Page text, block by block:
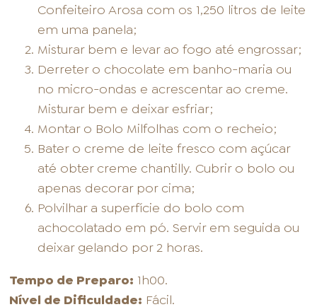
Confeiteiro Arosa com os 1,250 litros de leite
em uma panela;
Misturar bem e levar ao fogo até engrossar;
Derreter o chocolate em banho-maria ou
no micro-ondas e acrescentar ao creme.
Misturar bem e deixar esfriar;
Montar o Bolo Milfolhas com o recheio;
Bater o creme de leite fresco com açúcar
até obter creme chantilly. Cubrir o bolo ou
apenas decorar por cima;
Polvilhar a superfície do bolo com
achocolatado em pó. Servir em seguida ou
deixar gelando por 2 horas.
Tempo de Preparo: 1h00.
Nível de Dificuldade: Fácil.